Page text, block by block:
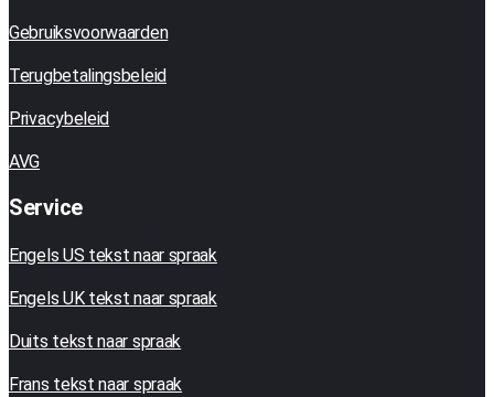
Gebruiksvoorwaarden
Terugbetalingsbeleid
Privacybeleid
AVG
Service
Engels US tekst naar spraak
Engels UK tekst naar spraak
Duits tekst naar spraak
Frans tekst naar spraak